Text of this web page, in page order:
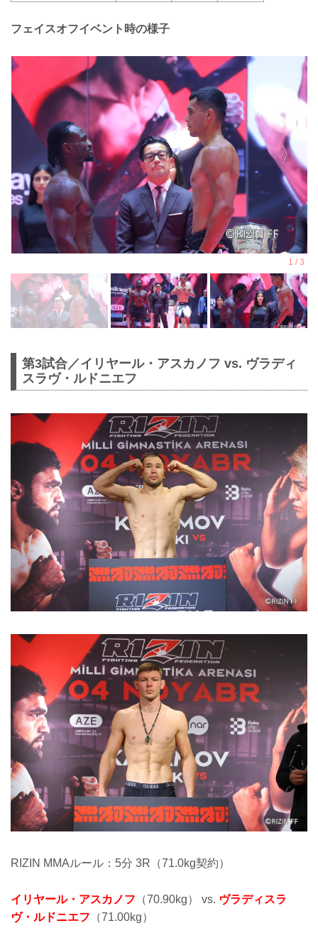
フェイスオフイベント時の様子
第3試合／イリヤール・アスカノフ vs. ヴラディ
スラヴ・ルドニエフ
RIZIN MMAルール：5分 3R（71.0kg契約）
イリヤール・アスカノフ （70.90kg） vs. ヴラディスラ
ヴ・ルドニエフ （71.00kg）